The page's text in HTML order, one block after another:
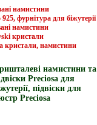
намистини
фурнітура для біжутерії
намистини
кристали
кристали, намистини
намистини та
Preciosa для
підвіски для
Preciosa